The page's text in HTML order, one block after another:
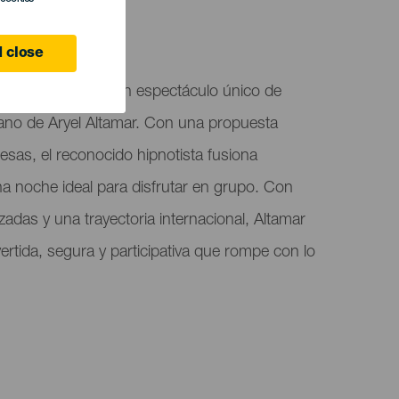
close
Infecar acoge un espectáculo único de
de Aryel Altamar. Con una propuesta
el reconocido hipnotista fusiona
noche ideal para disfrutar en grupo. Con
y una trayectoria internacional, Altamar
segura y participativa que rompe con lo